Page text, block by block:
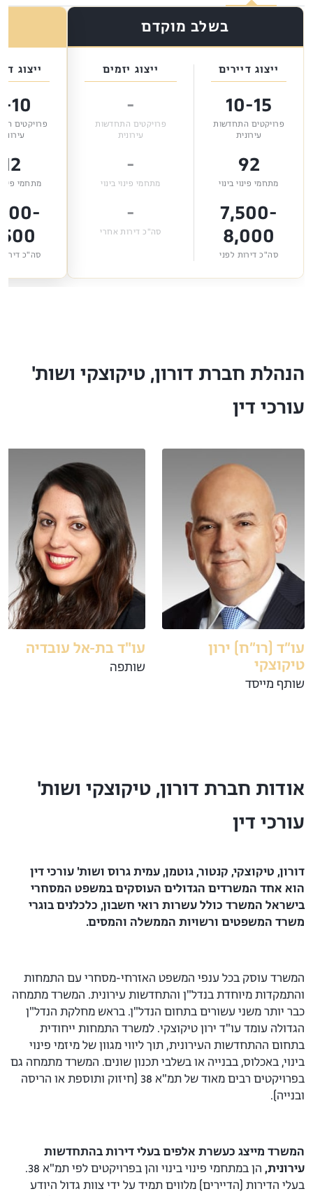
בשלב מוקדם
ייצוג דיירים
10-15
פרויקטים התחדשות
עירונית
92
מתחמי פינוי בינוי
7,500-
8,000
סה"כ דירות לפני
ייצוג יזמים
-
פרויקטים התחדשות
עירונית
-
מתחמי פינוי בינוי
-
סה"כ דירות אחרי
ייצוג
10
פרויקטים
12
מתחמי פינוי
סה"כ דירות
הנהלת חברת דורון, טיקוצקי ושות'
עורכי דין
עו״ד (רו״ח) ירון
טיקוצקי
שותף מייסד
עו"ד בת-אל עובדיה
שותפה
אודות חברת דורון, טיקוצקי ושות'
עורכי דין
דורון, טיקוצקי, קנטור, גוטמן, עמית גרוס ושות' עורכי דין
הוא אחד המשרדים הגדולים העוסקים במשפט המסחרי
בישראל המשרד כולל עשרות רואי חשבון, כלכלנים בוגרי
משרד המשפטים ורשויות הממשלה והמסים.
המשרד עוסק בכל ענפי המשפט האזרחי-מסחרי עם התמחות
והתמקדות מיוחדת בנדל"ן והתחדשות עירונית. המשרד מתמחה
כבר יותר משני עשורים בתחום הנדל"ן. בראש מחלקת הנדל"ן
הגדולה עומד עו"ד ירון טיקוצקי. למשרד התמחות ייחודית
בתחום ההתחדשות העירונית, תוך ליווי מגוון של מיזמי פינוי
בינוי, באכלוס, בבנייה או בשלבי תכנון שונים. המשרד מתמחה גם
בפרויקטים רבים מאוד של תמ"א 38 (חיזוק ותוספת או הריסה
ובנייה).
המשרד מייצג כעשרת אלפים בעלי דירות בהתחדשות
עירונית,
הן במתחמי פינוי בינוי והן בפרויקטים לפי תמ"א 38.
בעלי הדירות (הדיירים) מלווים תמיד על ידי צוות גדול היודע